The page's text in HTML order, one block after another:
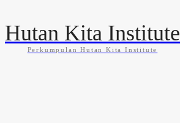
Hutan Kita Institute
Perkumpulan Hutan Kita Institute